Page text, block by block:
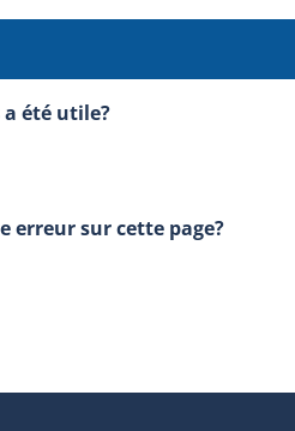
a été utile?
erreur sur cette page?